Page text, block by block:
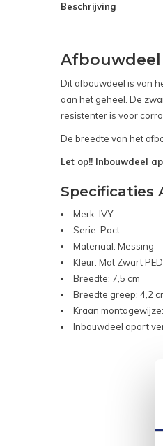
Beschrijving
Afbouwdeel
Dit afbouwdeel is van
aan het geheel. De
resistenter is voor
De breedte van het
Let op!! Inbouwdeel
Specificaties
Merk: IVY
Serie: Pact
Materiaal: Messing
Kleur: Mat Zwart PED
Breedte: 7,5 cm
Breedte greep: 4,2
Kraan
Inbouwdeel apart